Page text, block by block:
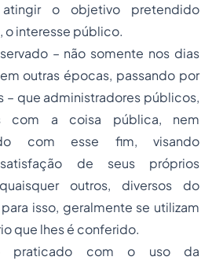
o objetivo pretendido
o interesse público.
– não somente nos dias
outras épocas, passando por
– que administradores públicos,
com a coisa pública, nem
com esse fim, visando
de seus próprios
outros, diversos do
isso, geralmente se utilizam
que lhes é conferido.
praticado com o uso da